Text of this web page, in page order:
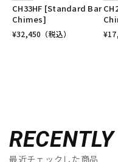
CH33HF [Standard Bar
Chimes]
¥32,450 （税込） ¥
最近チェックした商品